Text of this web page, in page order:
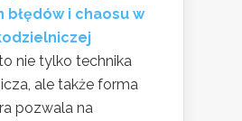
błędów i chaosu w
nie tylko technika
ale także forma
pozwala na